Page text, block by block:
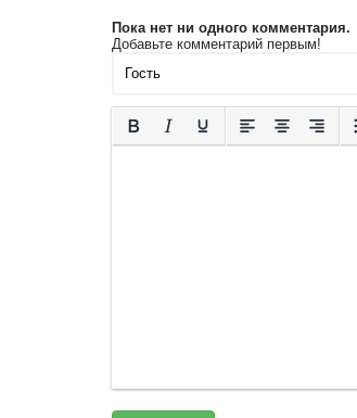
Пока нет ни одного комментария.
Добавьте комментарий первым!